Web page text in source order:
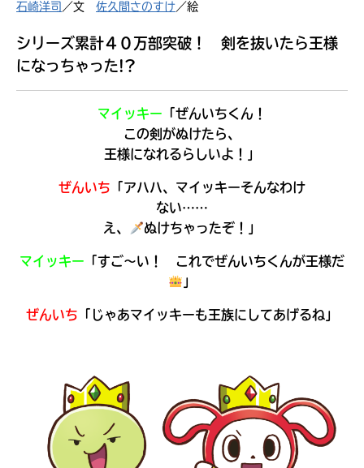
本を飛び出して
石崎洋司 ／文 佐久間さのすけ ／絵
シリーズ累計４０万部突破！ 剣を抜いたら王様
になっちゃった!?
マイッキー 「ぜんいちくん！
この剣がぬけたら、
王様になれるらしいよ！」
ぜんいち 「アハハ、マイッキーそんなわけ
ない……
え、
ぬけちゃったぞ！」
マイッキー 「すご～い！ これでぜんいちくんが王様だ
」
ぜんいち 「じゃあマイッキーも王族にしてあげるね」